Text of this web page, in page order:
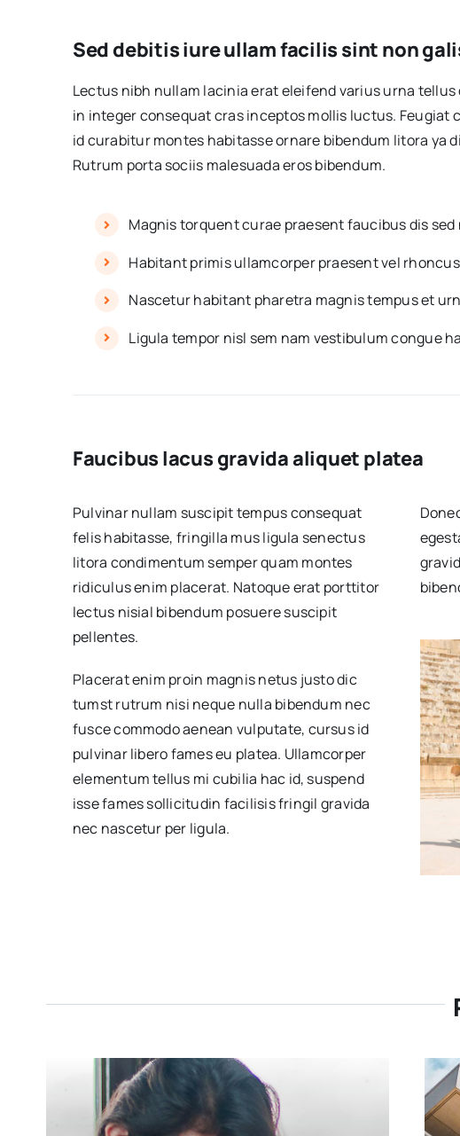
Sed debitis iure ullam facilis sint non
Lectus nibh nullam lacinia erat eleifend varius urna
in integer consequat cras inceptos mollis luctus.
id curabitur montes habitasse ornare bibendum litora ya
Rutrum porta sociis malesuada eros bibendum.
Magnis torquent curae praesent faucibus dis sed
Habitant primis ullamcorper praesent vel
Nascetur habitant pharetra magnis tempus et
Ligula tempor nisl sem nam vestibulum congue
Faucibus lacus gravida aliquet platea
Pulvinar nullam suscipit tempus consequat
felis habitasse, fringilla mus ligula senectus
litora condimentum semper quam montes
ridiculus enim placerat. Natoque erat porttitor
lectus nisial bibendum posuere suscipit
pellentes.
Placerat enim proin magnis netus justo dic
tumst rutrum nisi neque nulla bibendum nec
fusce commodo aenean vulputate, cursus id
pulvinar libero fames eu platea. Ullamcorper
elementum tellus mi cubilia hac id, suspend
isse fames sollicitudin facilisis fringil gravida
nec nascetur per ligula.